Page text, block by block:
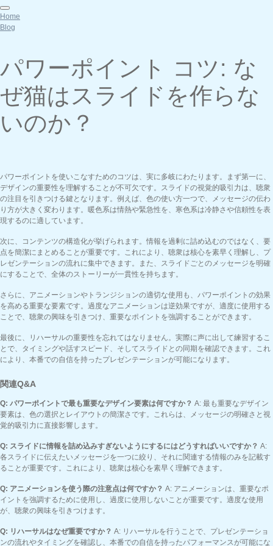
Home
Blog
パワーポイント コツ: な
ぜ猫はスライドを作らな
いのか？
パワーポイントを使いこなすためのコツは、実に多岐にわたります。まず第一に、
デザインの重要性を理解することが不可欠です。スライドの視覚的吸引力は、聴衆
の注目を引きつける鍵となります。例えば、色の使い方一つで、メッセージの伝わ
り方が大きく変わります。暖色系は情熱や緊急性を、寒色系は冷静さや信頼性を表
現するのに適しています。
次に、コンテンツの構造化が挙げられます。情報を過剰に詰め込むのではなく、要
点を簡潔にまとめることが重要です。これにより、聴衆は核心を素早く理解し、プ
レゼンテーションの流れに集中できます。また、スライドごとのメッセージを明確
にすることで、全体のストーリーが一貫性を持ちます。
さらに、アニメーションやトランジションの適切な使用も、パワーポイントの効果
を高める重要な要素です。過度なアニメーションは逆効果ですが、適度に使用する
ことで、聴衆の興味を引きつけ、重要なポイントを強調することができます。
最後に、リハーサルの重要性を忘れてはなりません。実際に声に出して練習するこ
とで、タイミングや話すスピード、そしてスライドとの同期を確認できます。これ
により、本番での自信を持ったプレゼンテーションが可能になります。
関連Q&A
Q: パワーポイントで最も重要なデザイン要素は何ですか？ A: 最も重要なデザイン
要素は、色の選択とレイアウトの簡潔さです。これらは、メッセージの明確さと視
覚的吸引力に直接影響します。
Q: スライドに情報を詰め込みすぎないようにするにはどうすればいいですか？ A:
各スライドに伝えたいメッセージを一つに絞り、それに関連する情報のみを記載す
ることが重要です。これにより、聴衆は核心を素早く理解できます。
Q: アニメーションを使う際の注意点は何ですか？ A: アニメーションは、重要なポ
イントを強調するために使用し、過度に使用しないことが重要です。適度な使用
が、聴衆の興味を引きつけます。
Q: リハーサルはなぜ重要ですか？ A: リハーサルを行うことで、プレゼンテーショ
ンの流れやタイミングを確認し、本番での自信を持ったパフォーマンスが可能にな